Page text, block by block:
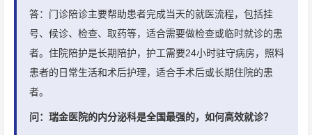
答：门诊陪诊主要帮助患者完成当天的就医流程，包括挂
号、候诊、检查、取药等，适合需要做检查或临时就诊的患
者。住院陪护是长期陪护，护工需要24小时驻守病房，照料
患者的日常生活和术后护理，适合手术后或长期住院的患
者。
问：瑞金医院的内分泌科是全国最强的，如何高效就诊？